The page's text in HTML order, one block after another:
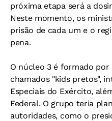
próxima etapa será a
Neste momento, os
prisão de cada um e o
pena.
O núcleo 3 é formado por
chamados "kids pretos",
Especiais do Exército,
Federal. O grupo teria
autoridades, como o